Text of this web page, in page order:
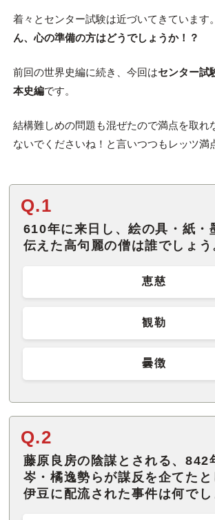
着々とセンター試験は近づいてきています。
ん、心の準備の方はどうでしょうか！？
前回の世界史編に続き、今回はセンター試
本史編です。
結構難しめの問題も混ぜたので満点を取れ
ないでくださいね！と言いつつもレッツ満
Q.1
610年に来日し、絵の具・紙・
伝えた高句麗の僧は誰でしょう
恵慈
観勒
曇徴
Q.2
藤原良房の陰謀とされる、842
岑・橘逸勢らが謀反を企てたと
伊豆に配流された事件は何でし